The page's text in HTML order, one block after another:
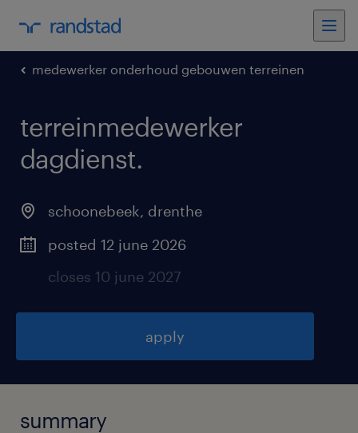
medewerker onderhoud gebouwen terreinen
terreinmedewerker
dagdienst.
schoonebeek, drenthe
posted 12 june 2026
closes 10 june 2027
apply
summary